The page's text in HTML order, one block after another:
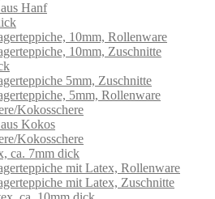
Hanf
10mm, Rollenware
10mm, Zuschnitte
5mm, Zuschnitte
5mm, Rollenware
Kokosschere
Kokos
Kokosschere
ca. 7mm dick
mit Latex, Rollenware
mit Latex, Zuschnitte